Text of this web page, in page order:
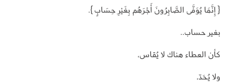
{إِنَّمَا يُوَفَّى الصَّابِرُونَ أَجْرَهُم بِغَيْرِ حِسَابٍ}.
بغير حساب..
كأن العطاء هناك لا يُقاس،
ولا يُحَدّ،